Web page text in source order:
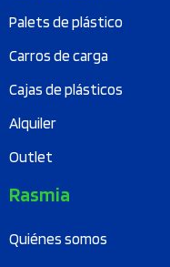
Palets de plástico
Carros de carga
Cajas de plásticos
Alquiler
Outlet
Rasmia
Quiénes somos